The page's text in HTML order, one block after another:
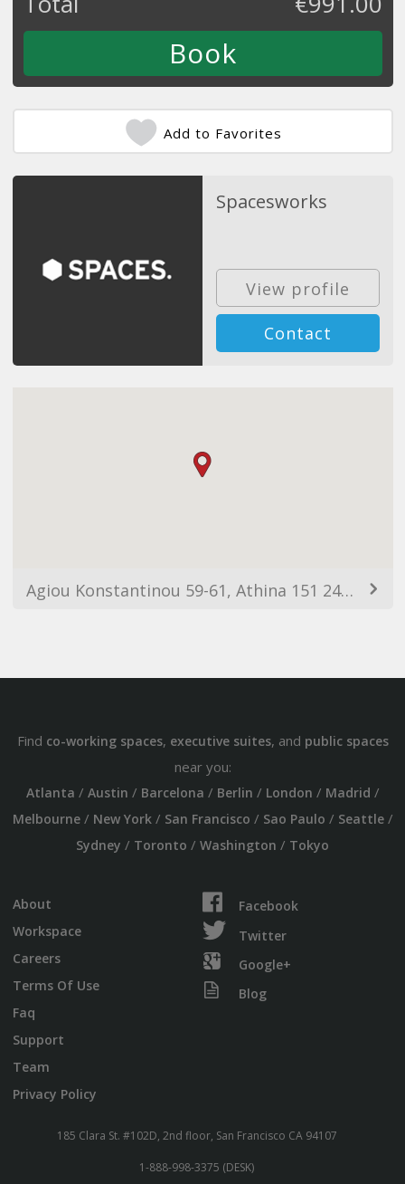
Add to Favorites
Spacesworks
View profile
Contact
Agiou Konstantinou 59-61, Athina 151 24, Greece
Find co-working spaces, executive suites, and public spaces
near you:
Atlanta / Austin / Barcelona / Berlin / London / Madrid /
Melbourne/ New York/ San Francisco / Sao Paulo / Seattle/
Sydney / Toronto / Washington / Tokyo
About
Workspace
Careers
Terms Of Use
Faq
Support
Team
Privacy Policy
Facebook
Twitter
Google+
Blog
185 Clara St. #102D, 2nd floor, San Francisco CA 94107
1-888-998-3375 (DESK)